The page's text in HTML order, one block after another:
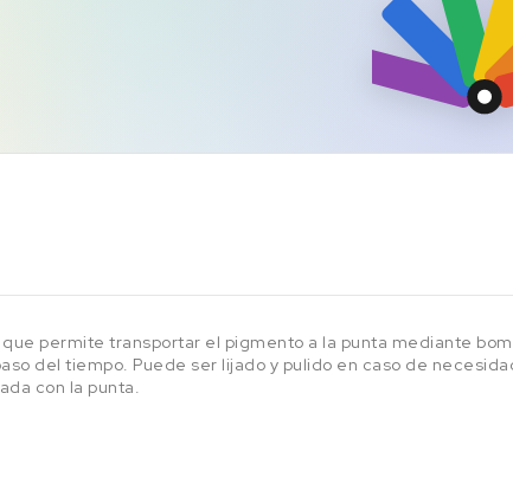
permite transportar el pigmento a la punta mediante
del tiempo. Puede ser lijado y pulido en caso de
con la punta.